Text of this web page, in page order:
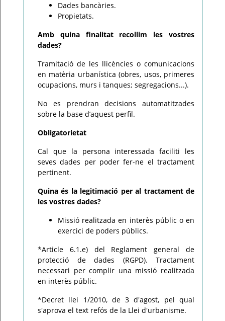
Dades bancàries.
Propietats.
Amb quina finalitat recollim les vostres
dades?
Tramitació de les llicències o comunicacions
en matèria urbanística (obres, usos, primeres
ocupacions, murs i tanques; segregacions...).
No es prendran decisions automatitzades
sobre la base d’aquest perfil.
Obligatorietat
Cal que la persona interessada faciliti les
seves dades per poder fer-ne el tractament
pertinent.
Quina és la legitimació per al tractament de
les vostres dades?
Missió realitzada en interès públic o en
exercici de poders públics.
*Article 6.1.e) del Reglament general de
protecció de dades (RGPD). Tractament
necessari per complir una missió realitzada
en interès públic.
*Decret llei 1/2010, de 3 d'agost, pel qual
s'aprova el text refós de la Llei d'urbanisme.